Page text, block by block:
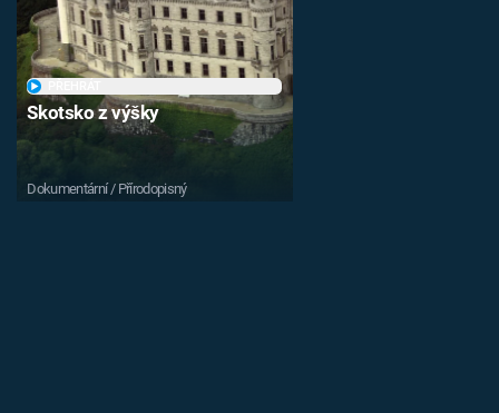
Skotsko z výšky
Dokumentární / Přírodopisný